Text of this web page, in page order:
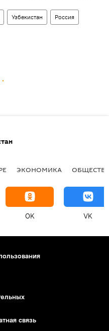
Узбекистан Россия
ЭКОНОМИКА
OK VK
связь